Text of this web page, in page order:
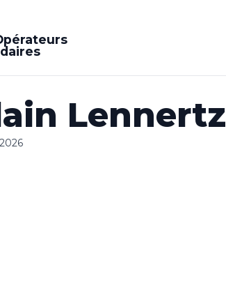
Lennertz